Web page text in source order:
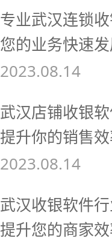
专业武汉连锁
您的业务快速
2023.08.14
武汉店铺收银
提升你的销售
2023.08.14
武汉收银软件
提升您的商家